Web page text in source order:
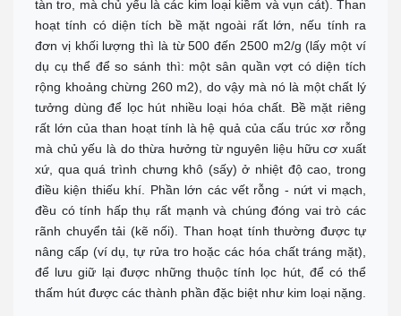
NHA TRANG
Địa chỉ: 1276 đường 2/4, P Vạn Thắng (cạnh cà phê Bách Viên) TP
Tel:0944 519 888
Chỉ đường
ĐÀ LẠT - LÂM ĐỒNG
Địa chỉ: 364 Hai Bà Trưng, P6 TP Đà Lạt, Tỉnh Lâm Đồng
Tel: 0902 570 886
Chỉ đường
TP.HCM Showrom Chính
Showroom: 193A - Đường 3/2 - P.11 - Q.10 - TP.HCM
Call : 0938 278 389 (Zalo)
BÌNH DƯƠNG
tàn tro, mà chủ yếu là các kim loại kiềm và vụn cát). Than
hoạt tính có diện tích bề mặt ngoài rất lớn, nếu tính ra
đơn vị khối lượng thì là từ 500 đến 2500 m2/g (lấy một ví
dụ cụ thể để so sánh thì: một sân quần vợt có diện tích
rộng khoảng chừng 260 m2), do vậy mà nó là một chất lý
tưởng dùng để lọc hút nhiều loại hóa chất. Bề mặt riêng
rất lớn của than hoạt tính là hệ quả của cấu trúc xơ rỗng
mà chủ yếu là do thừa hưởng từ nguyên liệu hữu cơ xuất
xứ, qua quá trình chưng khô (sấy) ở nhiệt độ cao, trong
điều kiện thiếu khí. Phần lớn các vết rỗng - nứt vi mạch,
đều có tính hấp thụ rất mạnh và chúng đóng vai trò các
rãnh chuyển tải (kẽ nối). Than hoạt tính thường được tự
nâng cấp (ví dụ, tự rửa tro hoặc các hóa chất tráng mặt),
để lưu giữ lại được những thuộc tính lọc hút, để có thể
thấm hút được các thành phần đặc biệt như kim loại nặng.